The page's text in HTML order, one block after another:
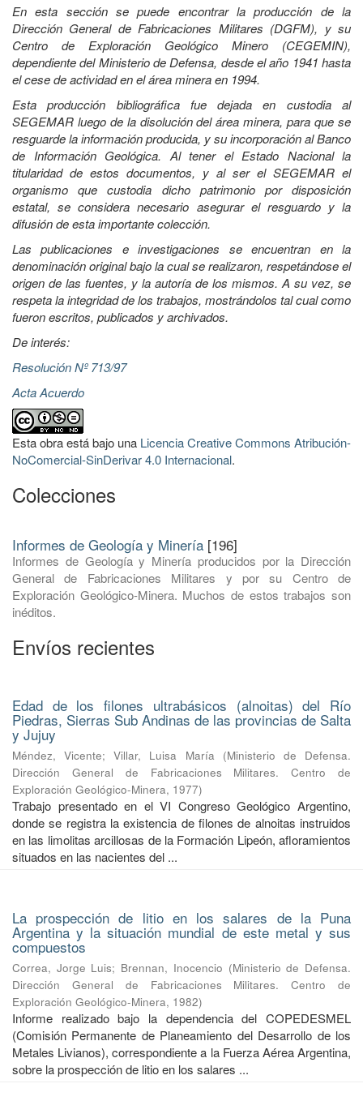
En esta sección se puede encontrar la producción de la
Dirección General de Fabricaciones Militares (DGFM), y su
Centro de Exploración Geológico Minero (CEGEMIN),
dependiente del Ministerio de Defensa, desde el año 1941 hasta
el cese de actividad en el área minera en 1994.
Esta producción bibliográfica fue dejada en custodia al
SEGEMAR luego de la disolución del área minera, para que se
resguarde la información producida, y su incorporación al Banco
de Información Geológica. Al tener el Estado Nacional la
titularidad de estos documentos, y al ser el SEGEMAR el
organismo que custodia dicho patrimonio por disposición
estatal, se considera necesario asegurar el resguardo y la
difusión de esta importante colección.
Las publicaciones e investigaciones se encuentran en la
denominación original bajo la cual se realizaron, respetándose el
origen de las fuentes, y la autoría de los mismos. A su vez, se
respeta la integridad de los trabajos, mostrándolos tal cual como
fueron escritos, publicados y archivados.
De interés:
Resolución Nº 713/97
Acta Acuerdo
Esta obra está bajo una Licencia Creative Commons Atribución-
NoComercial-SinDerivar 4.0 Internacional.
Colecciones
Informes de Geología y Minería [196]
Informes de Geología y Minería producidos por la Dirección
General de Fabricaciones Militares y por su Centro de
Exploración Geológico-Minera. Muchos de estos trabajos son
inéditos.
Envíos recientes
Edad de los filones ultrabásicos (alnoitas) del Río
Piedras, Sierras Sub Andinas de las provincias de Salta
y Jujuy
Méndez, Vicente;Villar, Luisa María (Ministerio de Defensa.
Dirección General de Fabricaciones Militares. Centro de
Exploración Geológico-Minera, 1977)
Trabajo presentado en el VI Congreso Geológico Argentino,
donde se registra la existencia de filones de alnoitas instruidos
en las limolitas arcillosas de la Formación Lipeón, afloramientos
situados en las nacientes del ...
La prospección de litio en los salares de la Puna
Argentina y la situación mundial de este metal y sus
compuestos
Correa, Jorge Luis; Brennan, Inocencio (Ministerio de Defensa.
Dirección General de Fabricaciones Militares. Centro de
Exploración Geológico-Minera, 1982)
Informe realizado bajo la dependencia del COPEDESMEL
(Comisión Permanente de Planeamiento del Desarrollo de los
Metales Livianos), correspondiente a la Fuerza Aérea Argentina,
sobre la prospección de litio en los salares ...